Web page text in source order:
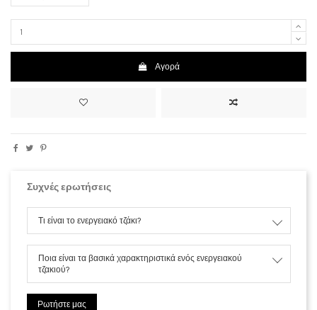
Αγορά
Συχνές ερωτήσεις
Τι είναι το ενεργειακό τζάκι?
Ποια είναι τα βασικά χαρακτηριστικά ενός ενεργειακού
τζακιού?
Ρωτήστε μας